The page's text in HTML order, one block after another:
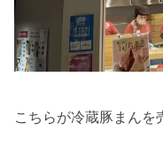
こちらが冷蔵豚まんを